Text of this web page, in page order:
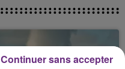
Continuer sans accepter